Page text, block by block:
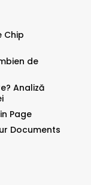
Chip
de
Analiză
Page
Documents